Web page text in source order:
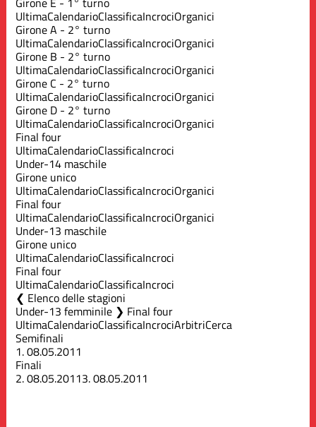
UltimaCalendarioClassificaIncrociOrganici
Girone A - 2° turno
UltimaCalendarioClassificaIncrociOrganici
Girone B - 2° turno
UltimaCalendarioClassificaIncrociOrganici
Girone C - 2° turno
UltimaCalendarioClassificaIncrociOrganici
Girone D - 2° turno
UltimaCalendarioClassificaIncrociOrganici
Final four
UltimaCalendarioClassificaIncroci
Under-14 maschile
Girone unico
UltimaCalendarioClassificaIncrociOrganici
Final four
UltimaCalendarioClassificaIncrociOrganici
Under-13 maschile
Girone unico
UltimaCalendarioClassificaIncroci
Final four
UltimaCalendarioClassificaIncroci
Elenco delle stagioni
Under-13 femminile ❯ Final four
UltimaCalendarioClassificaIncrociArbitriCerca
Semifinali
1.08.05.2011
Finali
2.08.05.20113.08.05.2011